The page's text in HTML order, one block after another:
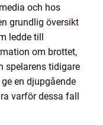
och hos
grundlig översikt
ledde till
om brottet,
spelarens tidigare
en djupgående
varför dessa fall